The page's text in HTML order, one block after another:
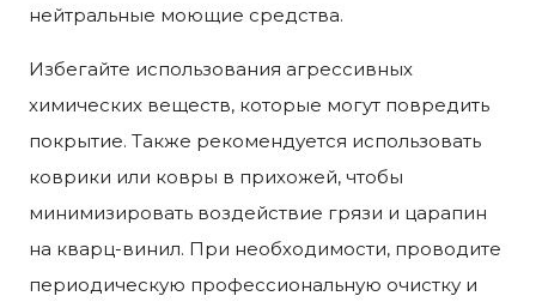
нейтральные моющие средства.
Избегайте использования агрессивных
химических веществ, которые могут повредить
покрытие. Также рекомендуется использовать
коврики или ковры в прихожей, чтобы
минимизировать воздействие грязи и царапин
на кварц-винил. При необходимости, проводите
периодическую профессиональную очистку и